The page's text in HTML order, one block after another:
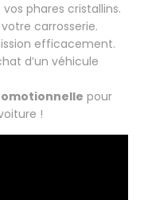
phares cristallins.
carrosserie.
efficacement.
d’un véhicule
pour
!